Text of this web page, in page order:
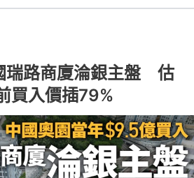
瑞路商廈淪銀主盤 估
入價插79%